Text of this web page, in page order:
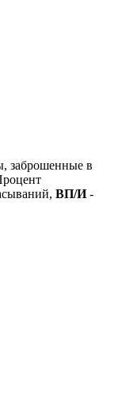
заброшенные в
ВП/И-